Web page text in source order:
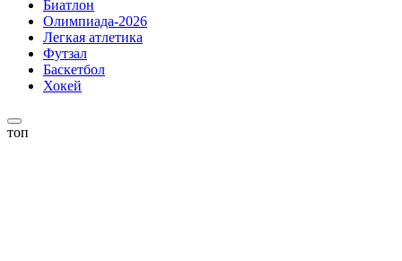
Биатлон
Олимпиада-2026
Легкая атлетика
Футзал
Баскетбол
Хокей
топ